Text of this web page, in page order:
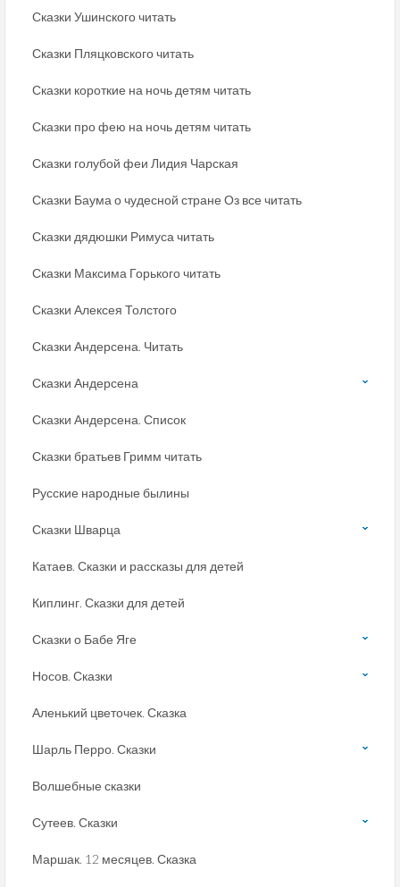
Сказки Ушинского читать
Сказки Пляцковского читать
Сказки короткие на ночь детям читать
Сказки про фею на ночь детям читать
Сказки голубой феи Лидия Чарская
Сказки Баума о чудесной стране Оз все читать
Сказки дядюшки Римуса читать
Сказки Максима Горького читать
Сказки Алексея Толстого
Сказки Андерсена. Читать
Сказки Андерсена
Сказки Андерсена. Список
Сказки братьев Гримм читать
Русские народные былины
Сказки Шварца
Катаев. Сказки и рассказы для детей
Киплинг. Сказки для детей
Сказки о Бабе Яге
Носов. Сказки
Аленький цветочек. Сказка
Шарль Перро. Сказки
Волшебные сказки
Сутеев. Сказки
Маршак. 12 месяцев. Сказка